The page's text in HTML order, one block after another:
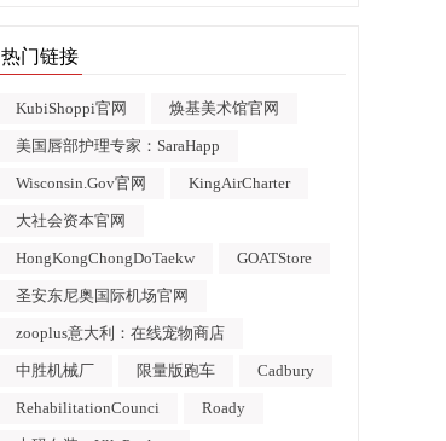
热门链接
KubiShoppi官网 焕基美术馆官网
美国唇部护理专家：SaraHapp
Wisconsin.Gov官网 KingAirCharter
大社会资本官网
HongKongChongDoTaekw GOATStore
圣安东尼奥国际机场官网
zooplus意大利：在线宠物商店
中胜机械厂 限量版跑车 Cadbury
RehabilitationCounci Roady